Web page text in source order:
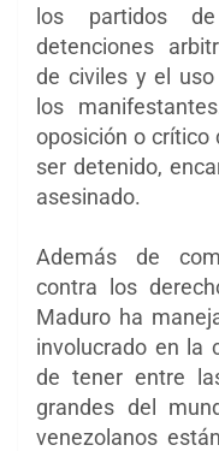
los partidos
detenciones
de civiles y el
los
oposición o crítico
ser detenido,
asesinado.
Además de
contra los
Maduro ha
involucrado en la
de tener entre
grandes del
venezolanos